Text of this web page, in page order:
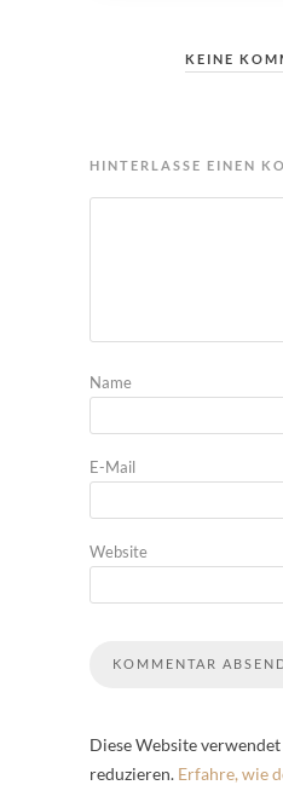
KEINE
HINTERLASSE EINEN
Name
E-Mail
Website
Diese Website
reduzieren. Erfahre, wie